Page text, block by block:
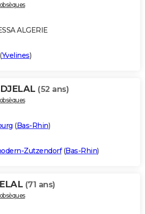
ALGERIE
Yvelines)
(52 ans)
(Bas-Rhin)
Zutzendorf(Bas-Rhin)
(71 ans)